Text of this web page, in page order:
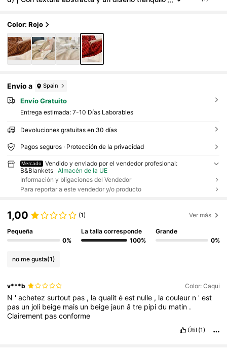
Color: Rojo
Envío a Spain
Envío Gratuito
Entrega estimada: 7-10 Días Laborables
Devoluciones gratuitas en 30 días
Pagos seguros · Protección de la privacidad
Mercado
Vendido y enviado por el vendedor profesional:
B&Blankets
Almacén de la UE
Información y bligaciones del Vendedor
Para reportar a este vendedor y/o producto
1,00 (1) Ver más
Pequeña
0%
La talla corresponde
100%
Grande
0%
no me gusta(1)
v***b Color: Caqui
N 'achetezsurtout pas , laqualitéest nulle , lacouleur n 'est
pas un joli beige mais un beige jaunâtre pipidu matin .
Clairement pasconforme
Útil (1)